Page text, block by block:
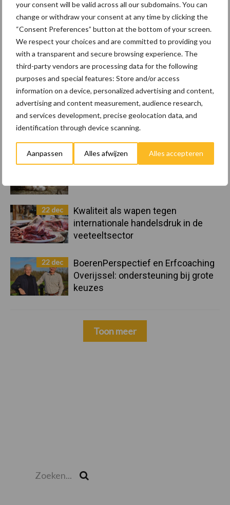
your consent will be valid across all our subdomains. You can
change or withdraw your consent at any time by clicking the
“Consent Preferences” button at the bottom of your screen.
We respect your choices and are committed to providing you
with a transparent and secure browsing experience. The
third-party vendors are processing data for the following
purposes and special features: Store and/or access
information on a device, personalized advertising and content,
advertising and content measurement, audience research,
and services development, precise geolocation data, and
identification through device scanning.
Aanpassen Alles afwijzen Alles accepteren
Primaire
Sidebar
Recent nieuws Partner nieuws
8 jan
Belastingdienst publiceert
Landelijke Landbouwnormen 2025
23 dec
10 praktisch tips om je voor te
bereiden op mogelijke uitval van het
stroomnet
EU-pluimveesector groeit door,
22 dec
Kwaliteit als wapen tegen
internationale handelsdruk in de
veeteeltsector
22 dec
BoerenPerspectief en Erfcoaching
Overijssel: ondersteuning bij grote
keuzes
Toon meer